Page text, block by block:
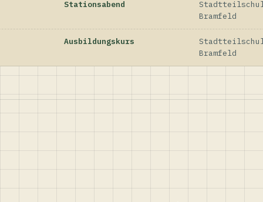
Stationsabend
Bramfeld
Ausbildungskurs
Bramfeld